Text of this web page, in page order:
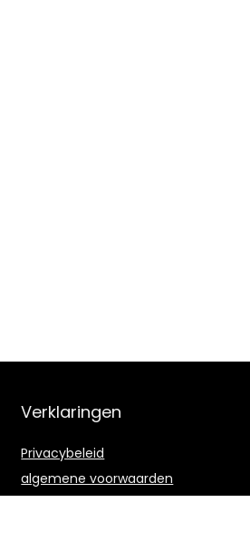
Verklaringen
Privacybeleid
algemene voorwaarden